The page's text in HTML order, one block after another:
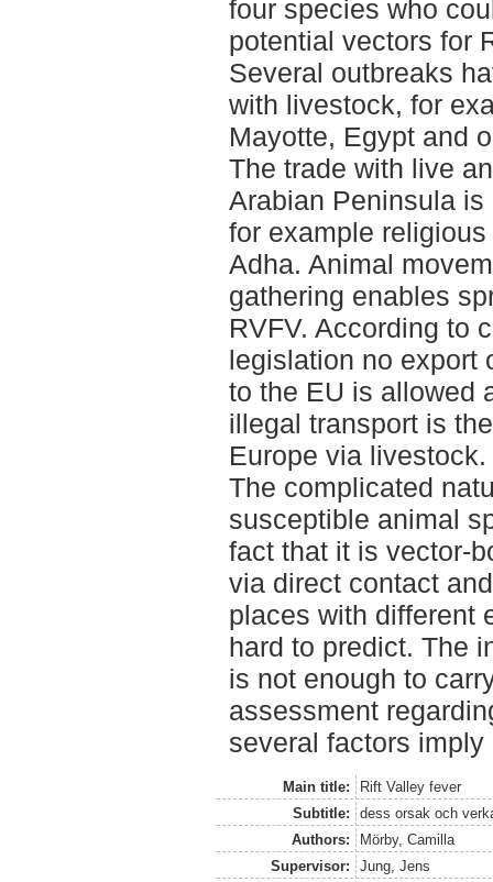
four species who
potential vectors for
Several outbreaks
with livestock, for
Mayotte, Egypt and
The trade with live
Arabian Peninsula
for example
Adha. Animal
gathering enables
RVFV. According to
legislation no export
to the EU is allowed
illegal transport is
Europe via livestock.
The complicated
susceptible animal
fact that it is vector-
via direct contact
places with different
hard to predict. The
is not enough to
assessment
several factors
Main title:
Rift Valley fever
Subtitle:
dess orsak och
Authors:
Mörby, Camilla
Supervisor:
Jung, Jens